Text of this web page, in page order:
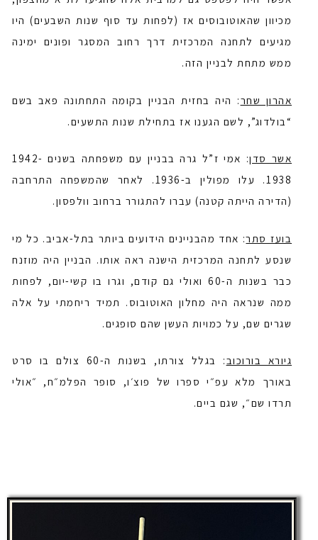
מכיוון שהאוטובוסים אז (לפחות עד סוף שנות השבעים) היו
מגיעים לתחנה המרכזית דרך רחוב המסגר ופונים ימינה
ממש מתחת לבניין הזה.
אהרון שחר: היה בחזית הבניין בקומה התחתונה פאב בשם
“בולדוג”, לשם הגענו אז בתחילת שנות התשעים.
אשר סדן
: אמי ז”ל גרה בבניין עם משפחתה בשנים 1942-
1938. עלו מפולין ב-1936. לאחר שהמשפחה התרחבה
(הדירה הייתה קטנה) עברו להתגורר ברחוב וולפסון.
בועז סתר: אחד מהבניינים הידועים ביותר בתל-אביב. כל מי
שנסע לתחנה המרכזית הישנה ראה אותו. הבניין היה מוזנח
כבר בשנות ה-60 ואולי גם קודם, וגרו בו קשי-יום, לפחות
ממה שנראה היה מחלון האוטובוס. תמיד ריחמתי על אלה
שגרים שם, על כמויות העשן שהם סופגים.
גיורא בורוכוב
: בגלל צורתו, בשנות ה-60 צולם בו סרט
באורך מלא עפ״י ספרו של פוצ׳ו, סופר הפלמ״ח, ״אולי
תרדו שם״, שגם ביים.